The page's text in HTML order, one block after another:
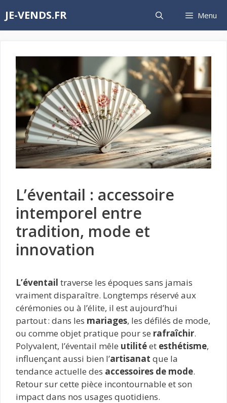
au
contenu
JE-VENDS.FR Menu
L’éventail : accessoire
intemporel entre
tradition, mode et
innovation
L’éventail traverse les époques sans jamais
vraiment disparaître. Longtemps réservé aux
cérémonies ou à l’élite, il est aujourd’hui
partout : dans les mariages, les défilés de mode,
ou comme objet pratique pour se rafraîchir.
Polyvalent, l’éventail mêle utilitéet esthétisme,
influençant aussi bien l’artisanat que la
tendance actuelle des accessoires de mode.
Retour sur cette pièce incontournable et son
impact dans nos usages quotidiens.